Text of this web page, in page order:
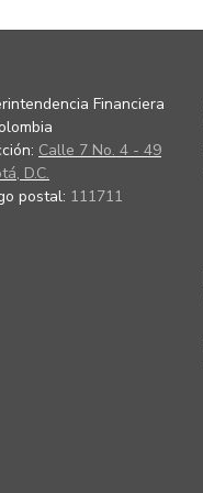
Financiera
Calle 7 No. 4 - 49
D.C.
postal: 111711